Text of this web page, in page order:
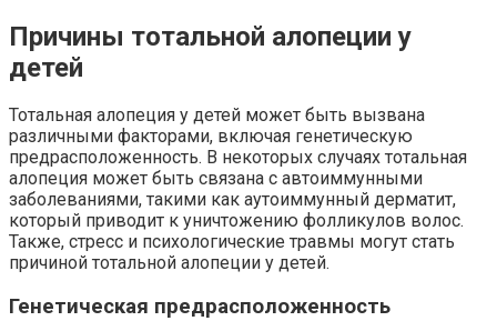
Причины тотальной алопеции у
детей
Тотальная алопеция у детей может быть вызвана
различными факторами, включая генетическую
предрасположенность. В некоторых случаях тотальная
алопеция может быть связана с автоиммунными
заболеваниями, такими как аутоиммунный дерматит,
который приводит к уничтожению фолликулов волос.
Также, стресс и психологические травмы могут стать
причиной тотальной алопеции у детей.
Генетическая предрасположенность